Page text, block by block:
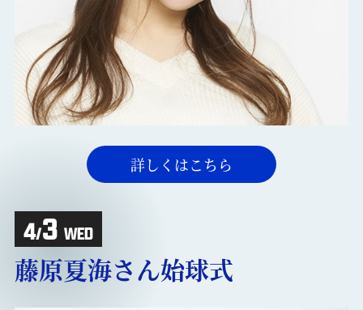
詳しくはこちら
4/3 WED
藤原夏海さん始球式